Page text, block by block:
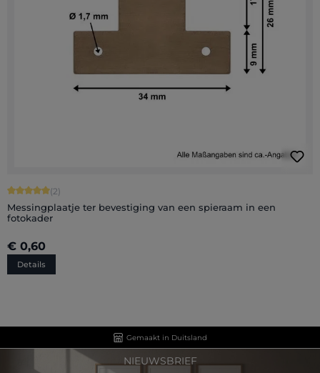
Gemiddelde score van 5 op 5 sterren
(2)
Messingplaatje ter bevestiging van een spieraam in een
fotokader
€ 0,60
Details
Gemaakt in Duitsland
NIEUWSBRIEF